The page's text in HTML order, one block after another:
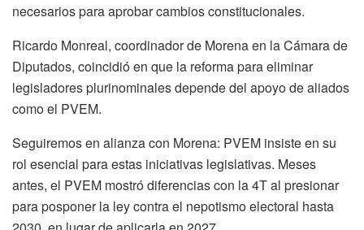
necesarios para aprobar cambios constitucionales.
Ricardo Monreal, coordinador de Morena en la Cámara de
Diputados, coincidió en que la reforma para eliminar
legisladores plurinominales depende del apoyo de aliados
como el PVEM.
Seguiremos en alianza con Morena: PVEM insiste en su
rol esencial para estas iniciativas legislativas. Meses
antes, el PVEM mostró diferencias con la 4T al presionar
para posponer la ley contra el nepotismo electoral hasta